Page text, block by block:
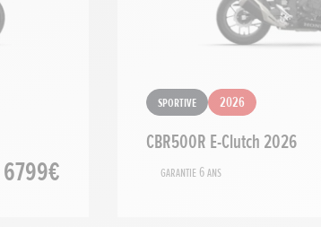
6799€
Sportive 2026
CBR500R E-Clutch 2026
Garantie 6 ans